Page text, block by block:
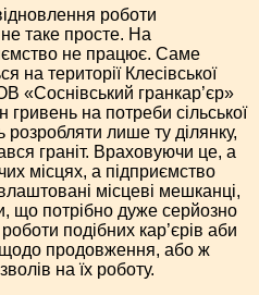
роботи
таке просте. На
не працює. Саме
на території Клесівської
«Соснівський гранкар’єр»
гривень на потреби сільської
лише ту ділянку,
граніт. Враховуючи це, а
місцях, а підприємство
місцеві мешканці,
що потрібно дуже серйозно
подібних кар’єрів аби
продовження, або ж
на їх роботу.